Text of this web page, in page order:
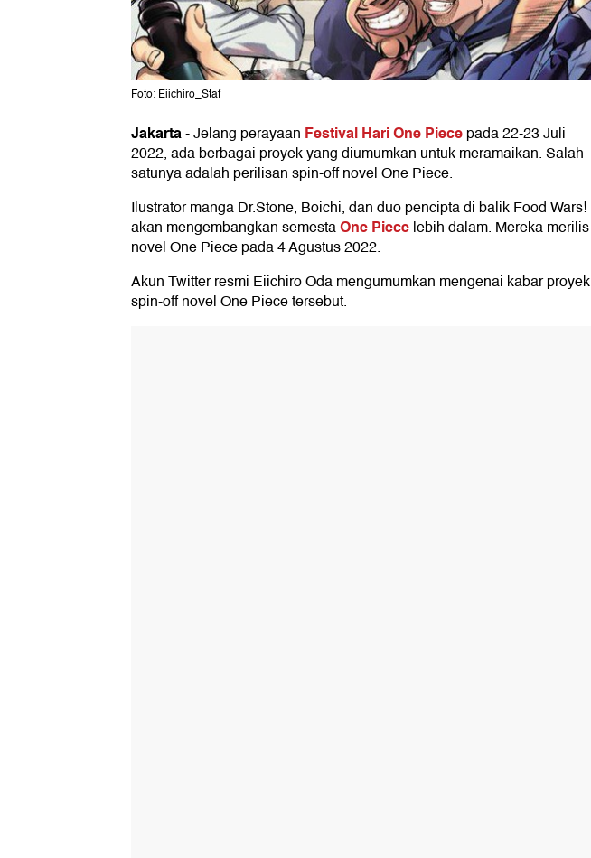
Foto: Eiichiro_Staf
Jakarta-Jelang perayaan Festival Hari One Piecepada 22-23 Juli
2022, ada berbagai proyek yang diumumkan untuk meramaikan. Salah
satunya adalah perilisan spin-off novel One Piece.
Ilustrator manga Dr.Stone, Boichi, dan duo pencipta di balik Food Wars!
akan mengembangkan semestaOne Piecelebih dalam. Mereka merilis
novel One Piece pada 4 Agustus 2022.
Akun Twitter resmi Eiichiro Oda mengumumkan mengenai kabar proyek
spin-off novel One Piece tersebut.